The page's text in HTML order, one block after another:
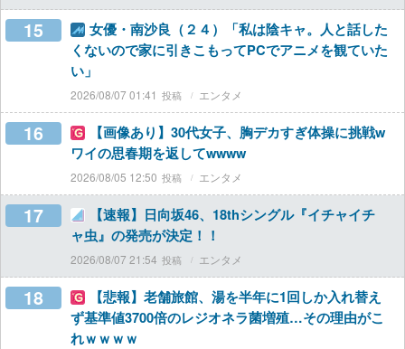
15
女優・南沙良（２４）「私は陰キャ。人と話した
くないので家に引きこもってPCでアニメを観ていた
い」
2026/08/07 01:41 エンタメ
16
【画像あり】30代女子、胸デカすぎ体操に挑戦w
ワイの思春期を返してwwww
2026/08/05 12:50 エンタメ
17
【速報】日向坂46、18thシングル『イチャイチ
ャ虫』の発売が決定！！
2026/08/07 21:54 エンタメ
18
【悲報】老舗旅館、湯を半年に1回しか入れ替え
ず基準値3700倍のレジオネラ菌増殖…その理由がこ
れｗｗｗｗ